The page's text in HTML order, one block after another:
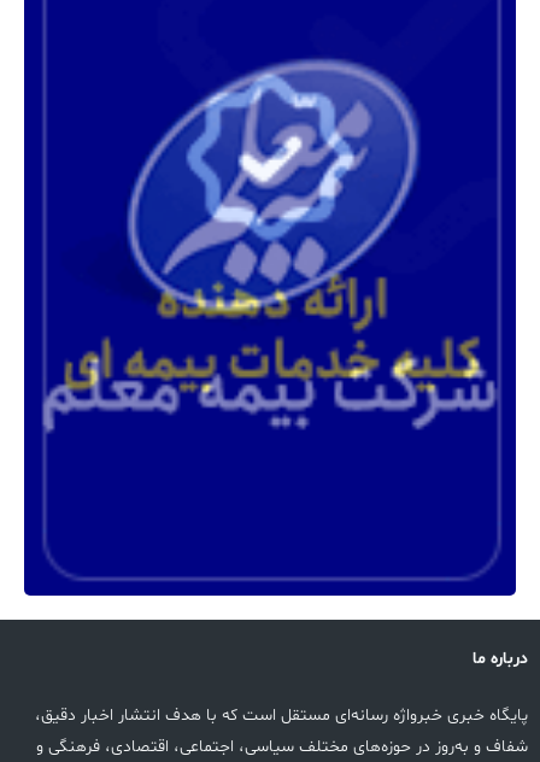
درباره ما
پایگاه خبری خبرواژه رسانه‌ای مستقل است که با هدف انتشار اخبار دقیق،
شفاف و به‌روز در حوزه‌های مختلف سیاسی، اجتماعی، اقتصادی، فرهنگی و